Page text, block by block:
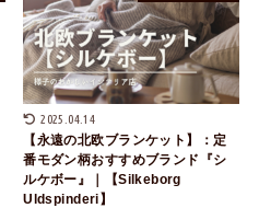
2025.04.14
【永遠の北欧ブランケット】：定
番モダン柄おすすめブランド『シ
ルケボー』｜【Silkeborg
Uldspinderi】